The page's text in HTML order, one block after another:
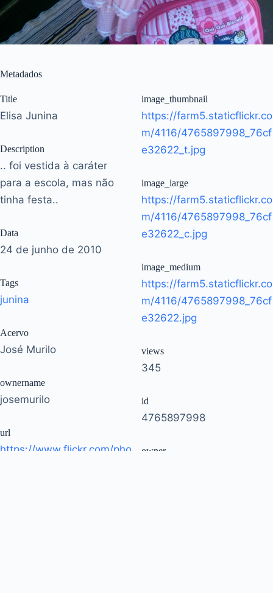
Metadados
Title
Elisa Junina
Description
.. foi vestida à caráter
para a escola, mas não
tinha festa..
Data
24 de junho de 2010
Tags
junina
Acervo
José Murilo
ownername
josemurilo
url
https://www.flickr.com/pho
image_thumbnail
https://farm5.staticflickr.co
m/4116/4765897998_76cf
e32622_t.jpg
image_large
https://farm5.staticflickr.co
m/4116/4765897998_76cf
e32622_c.jpg
image_medium
https://farm5.staticflickr.co
m/4116/4765897998_76cf
e32622.jpg
views
345
id
4765897998
owner